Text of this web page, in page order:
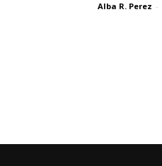
Alba R. Perez -